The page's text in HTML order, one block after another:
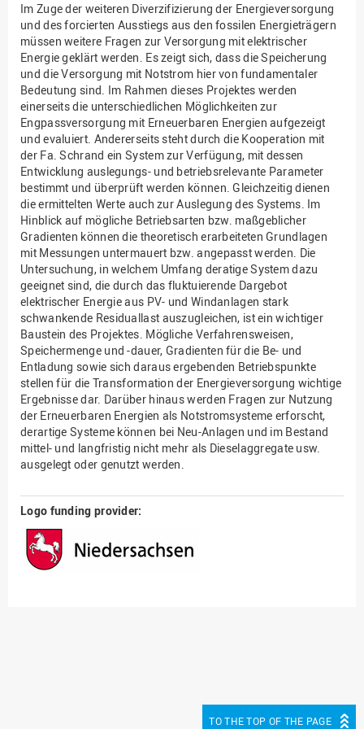
Im Zuge der weiteren Diverzifizierung der Energieversorgung
und des forcierten Ausstiegs aus den fossilen Energieträgern
müssen weitere Fragen zur Versorgung mit elektrischer
Energie geklärt werden. Es zeigt sich, dass die Speicherung
und die Versorgung mit Notstrom hier von fundamentaler
Bedeutung sind. Im Rahmen dieses Projektes werden
einerseits die unterschiedlichen Möglichkeiten zur
Engpassversorgung mit Erneuerbaren Energien aufgezeigt
und evaluiert. Andererseits steht durch die Kooperation mit
der Fa. Schrand ein System zur Verfügung, mit dessen
Entwicklung auslegungs- und betriebsrelevante Parameter
bestimmt und überprüft werden können. Gleichzeitig dienen
die ermittelten Werte auch zur Auslegung des Systems. Im
Hinblick auf mögliche Betriebsarten bzw. maßgeblicher
Gradienten können die theoretisch erarbeiteten Grundlagen
mit Messungen untermauert bzw. angepasst werden. Die
Untersuchung, in welchem Umfang deratige System dazu
geeignet sind, die durch das fluktuierende Dargebot
elektrischer Energie aus PV- und Windanlagen stark
schwankende Residuallast auszugleichen, ist ein wichtiger
Baustein des Projektes. Mögliche Verfahrensweisen,
Speichermenge und -dauer, Gradienten für die Be- und
Entladung sowie sich daraus ergebenden Betriebspunkte
stellen für die Transformation der Energieversorgung wichtige
Ergebnisse dar. Darüber hinaus werden Fragen zur Nutzung
der Erneuerbaren Energien als Notstromsysteme erforscht,
derartige Systeme können bei Neu-Anlagen und im Bestand
mittel- und langfristig nicht mehr als Dieselaggregate usw.
ausgelegt oder genutzt werden.
Logo funding provider:
TO THE TOP OF THE PAGE